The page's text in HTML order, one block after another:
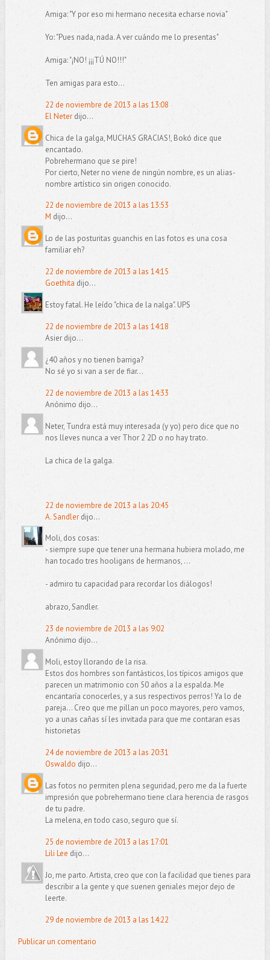
Amiga: "Y por eso mi hermano necesita echarse novia"
Yo: "Pues nada, nada. A ver cuándo me lo presentas"
Amiga: "¡NO! ¡¡¡TÚ NO!!!"
Ten amigas para esto...
22 de noviembre de 2013 a las 13:08
El Neterdijo...
Chica de la galga, MUCHAS GRACIAS!, Bokó dice que
encantado.
Pobrehermano que se pire!
Por cierto, Neter no viene de ningún nombre, es un alias-
nombre artístico sin origen conocido.
22 de noviembre de 2013 a las 13:53
M dijo...
Lo de las posturitas guanchis en las fotos es una cosa
familiar eh?
22 de noviembre de 2013 a las 14:15
Goethita dijo...
Estoy fatal. He leído "chica de la nalga". UPS
22 de noviembre de 2013 a las 14:18
Asier dijo...
¿40 años y no tienen barriga?
No sé yo si van a ser de fiar...
22 de noviembre de 2013 a las 14:33
Anónimo dijo...
Neter, Tundra está muy interesada (y yo) pero dice que no
nos lleves nunca a ver Thor 2 2D o no hay trato.
La chica de la galga.
22 de noviembre de 2013 a las 20:45
A. Sandlerdijo...
Moli, dos cosas:
- siempre supe que tener una hermana hubiera molado, me
han tocado tres hooligans de hermanos, ...
- admiro tu capacidad para recordar los diálogos!
abrazo, Sandler.
23 de noviembre de 2013 a las 9:02
Anónimo dijo...
Moli, estoy llorando de la risa.
Estos dos hombres son fantásticos, los típicos amigos que
parecen un matrimonio con 50 años a la espalda. Me
encantaría conocerles, y a sus respectivos perros! Ya lo de
pareja... Creo que me pillan un poco mayores, pero vamos,
yo a unas cañas sí les invitada para que me contaran esas
historietas
24 de noviembre de 2013 a las 20:31
Oswaldo dijo...
Las fotos no permiten plena seguridad, pero me da la fuerte
impresión que pobrehermano tiene clara herencia de rasgos
de tu padre.
La melena, en todo caso, seguro que sí.
25 de noviembre de 2013 a las 17:01
Lili Lee dijo...
Jo, me parto. Artista, creo que con la facilidad que tienes para
describir a la gente y que suenen geniales mejor dejo de
leerte.
29 de noviembre de 2013 a las 14:22
Publicar un comentario